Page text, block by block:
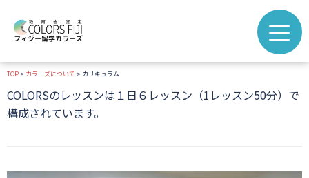
TOP > カラーズについて > カリキュラム
​COLORSのレッスンは１日６レッスン（1レッスン50分）で
構成されています。